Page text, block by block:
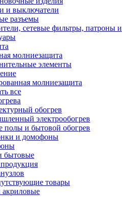
и выключатели
разъемы
сетевые фильтры, патроны и
молниезащита
элементы
молниезащита
все
обогрев
электрообогрев
полы и бытовой обогрев
и домофоны
бытовые
товары